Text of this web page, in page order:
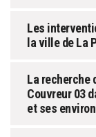
Les
la ville de La
La recherche
Couvreur 03
et ses